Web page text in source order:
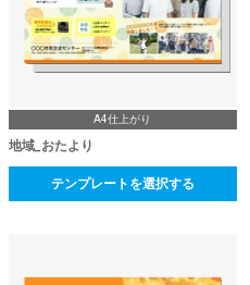
A4仕上がり
地域_おたより
テンプレートを選択する